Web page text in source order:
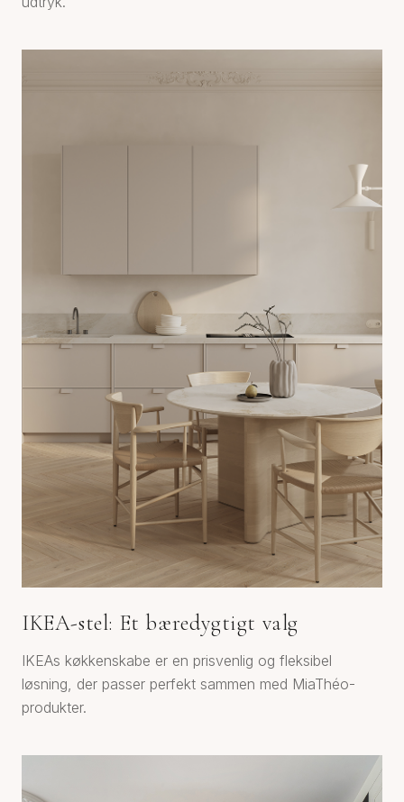
IKEA-stel: Et bæredygtigt valg
IKEAs køkkenskabe er en prisvenlig og fleksibel
løsning, der passer perfekt sammen med MiaThéo-
produkter.